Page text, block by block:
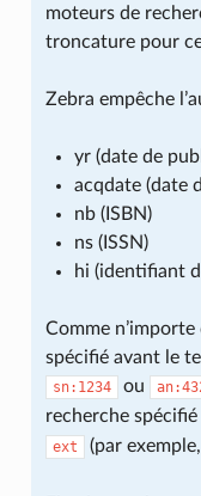
moteurs de
troncature pour
Zebra empêche
yr (date de
acqdate (date
nb (ISBN)
ns (ISSN)
hi (identifiant
Comme n’importe
spécifié avant le
sn:1234 ou
recherche spécifié
ext (par exemple,